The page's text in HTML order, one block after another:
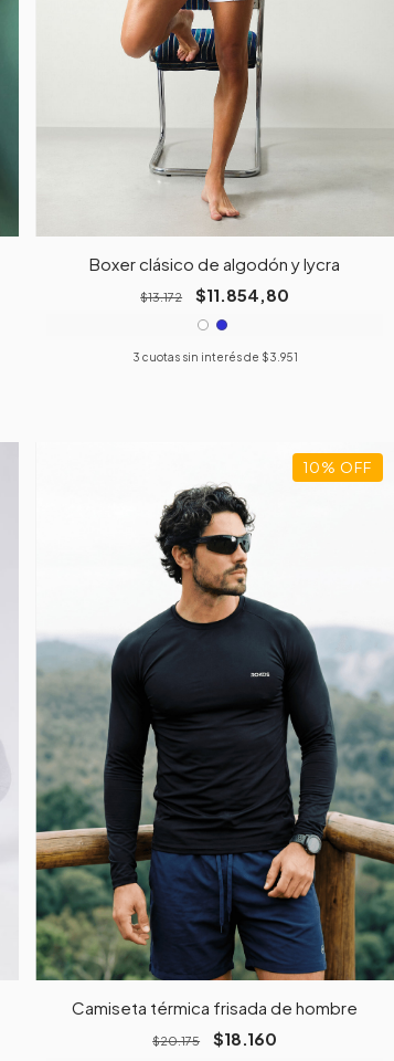
Boxer clásico de algodón y lycra
$13.172 $11.854,80
3 cuotas sin interés de $3.951
10% OFF
Camiseta térmica frisada de hombre
$20.175 $18.160